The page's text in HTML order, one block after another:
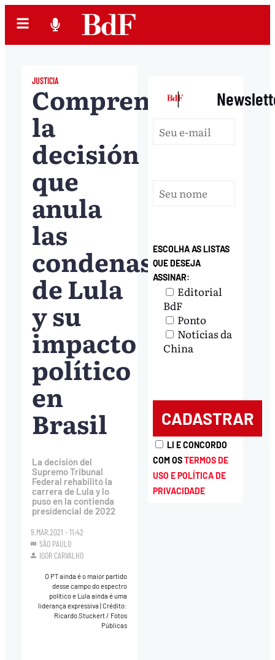
JUSTICIA
Comprenda
la
decisión
que
anula
las
condenas
de Lula
y su
impacto
político
en
Brasil
La decisión del
Supremo Tribunal
Federal rehabilitó la
carrera de Lula y lo
puso en la contienda
presidencial de 2022
9.MAR.2021 - 11:42
SÃO PAULO
IGOR CARVALHO
O PT ainda é o maior partido
desse campo do espectro
político e Lula ainda é uma
liderança expressiva|Crédito:
Ricardo Stuckert / Fotos
Públicas
|
ESCOLHA AS LISTAS
QUE DESEJA
ASSINAR:
Editorial
BdF
Ponto
Notícias da
China
LI E CONCORDO
COM OSTERMOS DE
USO E POLÍTICA DE
PRIVACIDADE